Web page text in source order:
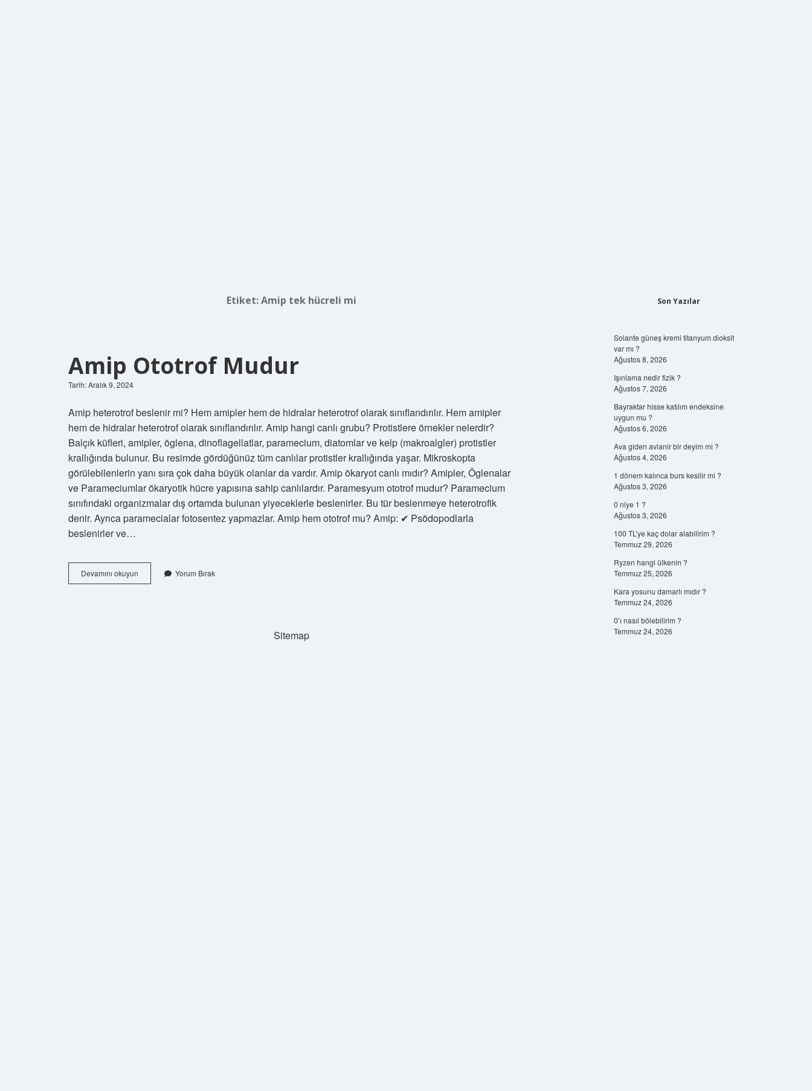
Etiket:Amip tek hücreli mi
Amip Ototrof Mudur
Tarih: Aralık 9, 2024
Amip heterotrof beslenir mi? Hem amipler hem de hidralar heterotrof olarak sınıflandırılır. Hem amipler
hem de hidralar heterotrof olarak sınıflandırılır. Amip hangi canlı grubu? Protistlere örnekler nelerdir?
Balçık küfleri, amipler, öglena, dinoflagellatlar, paramecium, diatomlar ve kelp (makroalgler) protistler
krallığında bulunur. Bu resimde gördüğünüz tüm canlılar protistler krallığında yaşar. Mikroskopta
görülebilenlerin yanı sıra çok daha büyük olanlar da vardır. Amip ökaryot canlı mıdır? Amipler, Öglenalar
ve Parameciumlar ökaryotik hücre yapısına sahip canlılardır. Paramesyum ototrof mudur? Paramecium
sınıfındaki organizmalar dış ortamda bulunan yiyeceklerle beslenirler. Bu tür beslenmeye heterotrofik
denir. Ayrıca paramecialar fotosentez yapmazlar. Amip hem ototrof mu? Amip: ✔ Psödopodlarla
beslenirler ve…
Devamını okuyun
Ototrof
Yorum Bırak
Sitemap
Son Yazılar
Solante güneş kremi titanyum dioksit
var mı ?
Ağustos 8, 2026
Işınlama nedir fizik ?
Ağustos 7, 2026
Bayraktar hisse katılım endeksine
uygun mu ?
Ağustos 6, 2026
Ava giden avlanir bir deyim mi ?
Ağustos 4, 2026
1 dönem kalınca burs kesilir mi ?
Ağustos 3, 2026
0 niye 1 ?
Ağustos 3, 2026
100 TL’ye kaç dolar alabilirim ?
Temmuz 29, 2026
Ryzen hangi ülkenin ?
Temmuz 25, 2026
Kara yosunu damarlı mıdır ?
Temmuz 24, 2026
0’ı nasıl bölebilirim ?
Temmuz 24, 2026